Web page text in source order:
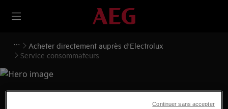
Acheter directement auprès d'Electrolux
Service consommateurs
Continuer sans accepter